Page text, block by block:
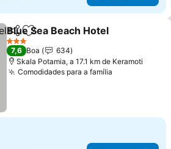
PartilharAdicionar aos favoritos
Blue Sea Beach Hotel
3 Estrelas
7,6 Boa
634
Skala Potamia, a 17.1 km de Keramoti
Comodidades para a família